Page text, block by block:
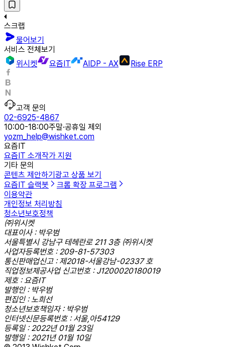
스크랩
물어보기
서비스 전체보기
위시켓
요즘IT AIDP - AX Rise ERP
고객 문의
02-6925-4867
10:00-18:00주말·공휴일 제외
yozm_help@wishket.com
요즘IT
요즘IT 소개작가 지원
기타 문의
콘텐츠 제안하기 광고 상품 보기
요즘IT 슬랙봇
크롬 확장 프로그램
이용약관
개인정보 처리방침
청소년보호정책
㈜위시켓
대표이사 : 박우범
서울특별시 강남구 테헤란로 211 3층 ㈜위시켓
사업자등록번호 : 209-81-57303
통신판매업신고 : 제2018-서울강남-02337 호
직업정보제공사업 신고번호 : J1200020180019
제호 : 요즘IT
발행인 : 박우범
편집인 : 노희선
청소년보호책임자 : 박우범
인터넷신문등록번호 : 서울,아54129
등록일 : 2022년 01월 23일
발행일 : 2021년 01월 10일